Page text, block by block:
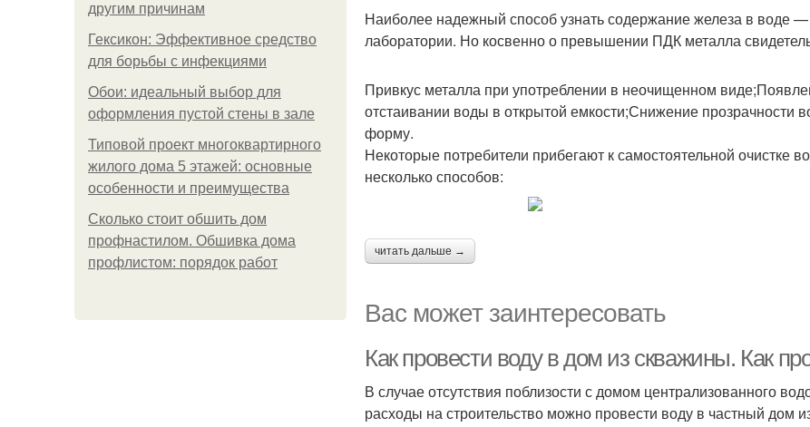
другим причинам
Гексикон: Эффективное средство
для борьбы с инфекциями
Обои: идеальный выбор для
оформления пустой стены в зале
Типовой проект многоквартирного
жилого дома 5 этажей: основные
особенности и преимущества
Сколько стоит обшить дом
профнастилом. Обшивка дома
профлистом: порядок работ
Наиболее надежный способ узнать содержание железа в воде
лаборатории. Но косвенно о превышении ПДК металла
Привкус металла при употреблении в неочищенном
отстаивании воды в открытой емкости;Снижение прозрачности
форму.
Некоторые потребители прибегают к самостоятельной очистке
несколько способов:
читать дальше →
Вас может заинтересовать
Как провести воду в дом из скважины. Как
В случае отсутствия поблизости с домом централизованного
расходы на строительство можно провести воду в частный дом